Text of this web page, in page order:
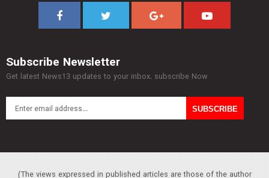
Subscribe Newsletter
Get latest News13 updates to your inbox. subscribe Now
(The views expressed in published articles are those of the author